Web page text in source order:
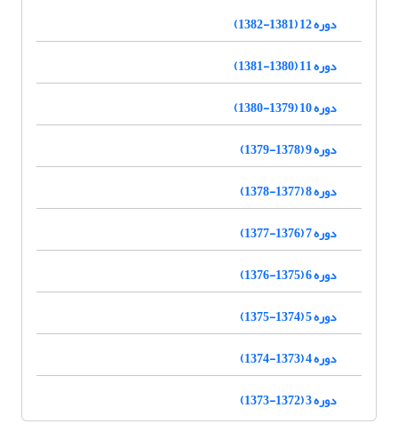
دوره 12 (1381-1382)
دوره 11 (1380-1381)
دوره 10 (1379-1380)
دوره 9 (1378-1379)
دوره 8 (1377-1378)
دوره 7 (1376-1377)
دوره 6 (1375-1376)
دوره 5 (1374-1375)
دوره 4 (1373-1374)
دوره 3 (1372-1373)